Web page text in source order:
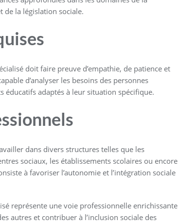
de la législation sociale.
doit faire preuve d’empathie, de patience et
d’analyser les besoins des personnes
éducatifs adaptés à leur situation spécifique.
dans divers structures telles que les
sociaux, les établissements scolaires ou encore
à favoriser l’autonomie et l’intégration sociale
représente une voie professionnelle enrichissante
autres et contribuer à l’inclusion sociale des